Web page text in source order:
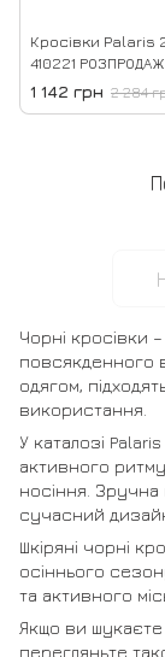
Кросівки Palaris
410221
1 142 грн 2 284
Чорні кросівки
повсякденного
одягом,
використання.
У каталозі
активного
носіння. Зручна
сучасний
Шкіряні чорні
осіннього
та активного
Якщо ви шукаєте
перегляньте